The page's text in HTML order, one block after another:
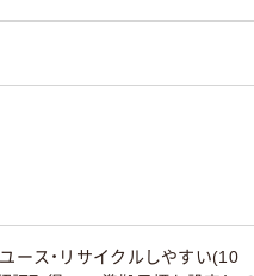
ース・リサイクルしやすい(10